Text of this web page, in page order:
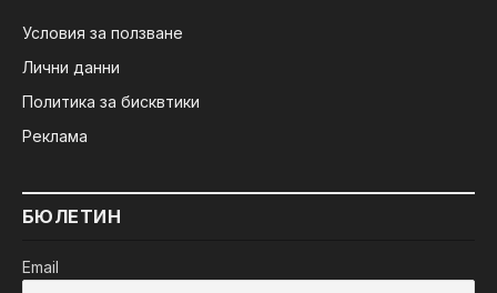
Условия за ползване
Лични данни
Политика за бисквтики
Реклама
БЮЛЕТИН
Email